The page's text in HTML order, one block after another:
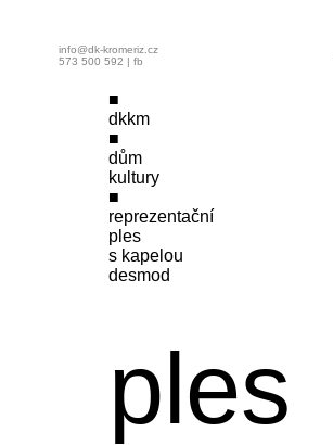
dkkm
dům
kultury
reprezentační
ples
s kapelou
desmod
ples
info@dk-kromeriz.cz
573 500 592 | fb